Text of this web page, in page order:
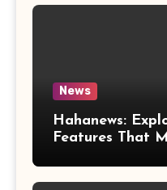
News
Hahanews:
Features That